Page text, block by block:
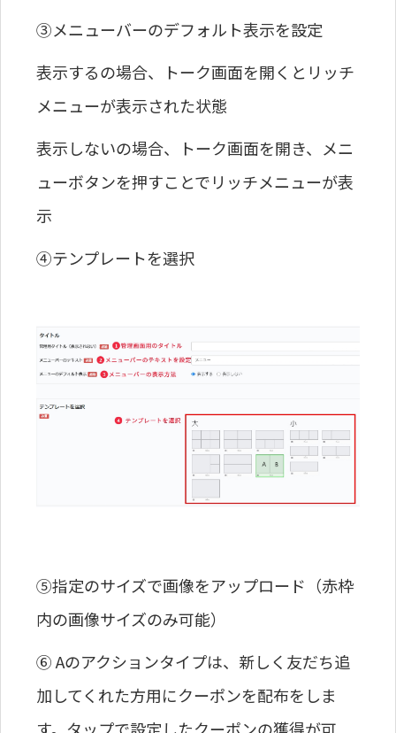
③メニューバーのデフォルト表示を設定
表示するの場合、トーク画面を開くとリッチ
メニューが表示された状態
表示しないの場合、トーク画面を開き、メニ
ューボタンを押すことでリッチメニューが表
示
④テンプレートを選択
⑤指定のサイズで画像をアップロード（赤枠
内の画像サイズのみ可能）
⑥ Aのアクションタイプは、新しく友だち追
加してくれた方用にクーポンを配布をしま